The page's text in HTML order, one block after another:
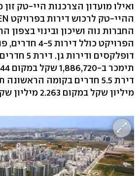
ואילו מועדון הצרכנות היי-טק
החברות נוה ושיכון ובינוי
הפרויקט כולל
דופלקסים
מיליון שקל במקום 2.263 מיליון שקל.